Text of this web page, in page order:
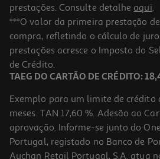
prestações. Consulte detalhe aqui.
***O valor da primeira prestação
compra, refletindo o cálculo de
prestações acresce o Imposto do
de Crédito.
TAEG DO CARTÃO DE CRÉDITO:
Exemplo para um limite de crédito
meses. TAN 17,60 %. Adesão ao
aprovação. Informe-se junto do
Portugal, registado no Banco de
Auchan Retail Portugal, S.A. atua